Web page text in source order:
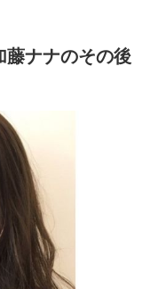
藤ナナのその後